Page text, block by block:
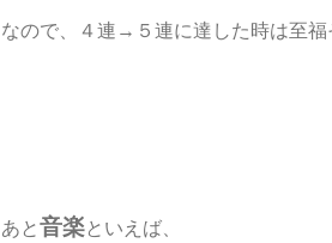
なので、４連→５連に達した時は至福
あと音楽といえば、